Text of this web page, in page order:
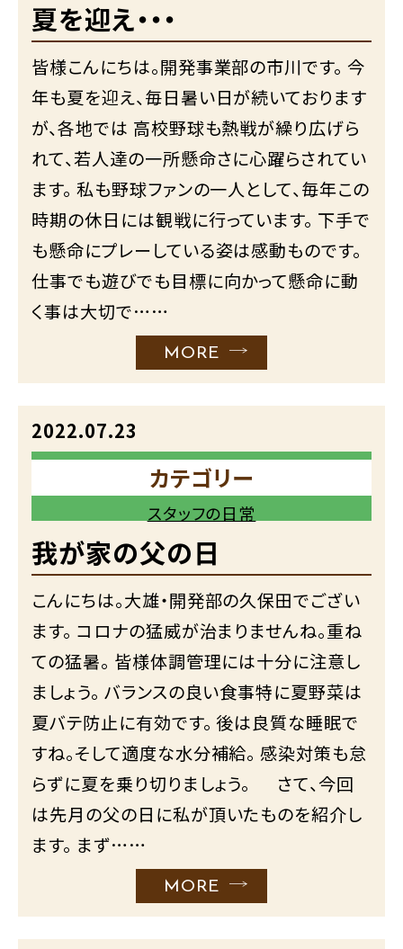
夏を迎え・・・
皆様こんにちは。開発事業部の市川です。 今
年も夏を迎え、毎日暑い日が続いております
が、各地では 高校野球も熱戦が繰り広げら
れて、若人達の一所懸命さに心躍らされてい
ます。 私も野球ファンの一人として、毎年この
時期の休日には観戦に行っています。 下手で
も懸命にプレーしている姿は感動ものです。
仕事でも遊びでも目標に向かって懸命に動
く事は大切で……
MORE
2022.07.23
カテゴリー
スタッフの日常
我が家の父の日
こんにちは。大雄・開発部の久保田でござい
ます。 コロナの猛威が治まりませんね。重ね
ての猛暑。 皆様体調管理には十分に注意し
ましょう。 バランスの良い食事特に夏野菜は
夏バテ防止に有効です。 後は良質な睡眠で
すね。そして適度な水分補給。 感染対策も怠
らずに夏を乗り切りましょう。 さて、今回
は先月の父の日に私が頂いたものを紹介し
ます。 まず……
MORE